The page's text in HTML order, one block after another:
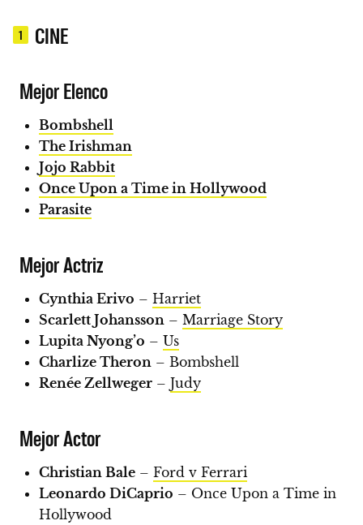
1 CINE
Mejor Elenco
Bombshell
The Irishman
Jojo Rabbit
Once Upon a Time in Hollywood
Parasite
Mejor Actriz
Cynthia Erivo – Harriet
Scarlett Johansson – Marriage Story
Lupita Nyong’o – Us
Charlize Theron – Bombshell
Renée Zellweger – Judy
Mejor Actor
Christian Bale – Ford v Ferrari
Leonardo DiCaprio – Once Upon a Time in
Hollywood